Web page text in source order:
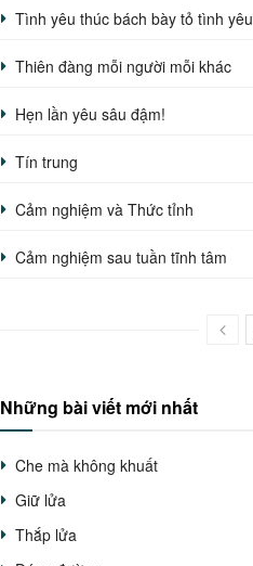
Tình yêu thúc bách bày tỏ tình yêu
Thiên đàng mỗi người mỗi khác
Hẹn lần yêu sâu đậm!
Tín trung
Cảm nghiệm và Thức tỉnh
Cảm nghiệm sau tuần tĩnh tâm
Những bài viết mới nhất
Che mà không khuất
Giữ lửa
Thắp lửa